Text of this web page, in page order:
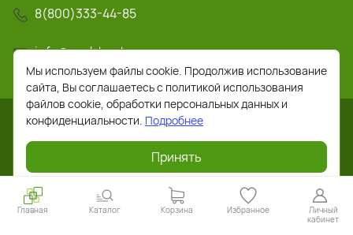
8(800)333-44-85
info@pochta-rts.ru
2026 © Все права защищены. Работает на ReadyScript
Главная Каталог Корзина Избранное
Личный
кабинет
Мы используем файлы cookie. Продолжив использование
сайта, Вы соглашаетесь с политикой использования
файлов cookie, обработки персональных данных и
конфиденциальности. Подробнее
Принять